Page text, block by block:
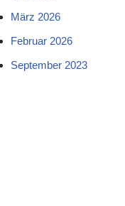
März 2026
Februar 2026
September 2023